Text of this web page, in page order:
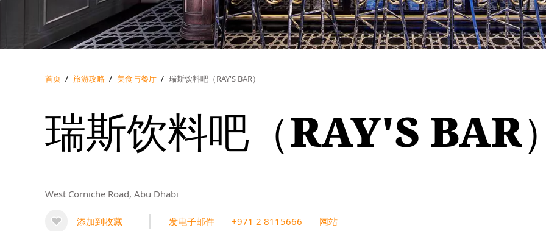
首页 / 旅游攻略 / 美食与餐厅 / 瑞斯饮料吧（RAY'S BAR）
瑞斯饮料吧（RAY'S BAR
West Corniche Road, Abu Dhabi
添加到收藏 发电子邮件 +971 2 8115666 网站